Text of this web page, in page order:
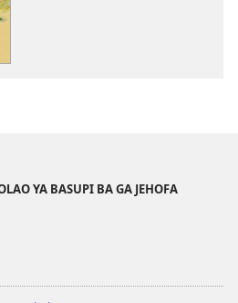
Ithutang
se
YA BASUPI BA GA JEHOFA